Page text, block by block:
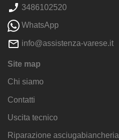
3486102520
WhatsApp
info@assistenza-varese.it
Site map
Chi siamo
Contatti
Uscita tecnico
Riparazione asciugabiancheria